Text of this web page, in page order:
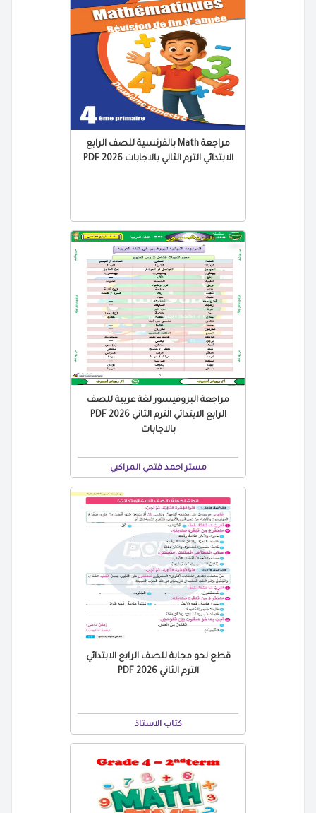
مراجعة Math بالفرنسية للصف الرابع
الابتدائي الترم الثاني بالاجابات 2026 PDF
مراجعة البروفيسور لغة عربية للصف
الرابع الابتدائي الترم الثاني 2026 PDF
بالاجابات
مستر احمد فتحي المراكبي
قطع نحو مجابة للصف الرابع الابتدائي
الترم الثاني 2026 PDF
كتاب الاستاذ